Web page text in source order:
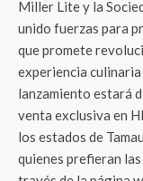
Miller Lite y la
unido fuerzas para
que promete
experiencia
lanzamiento estará
venta exclusiva en
los estados de
quienes prefieran